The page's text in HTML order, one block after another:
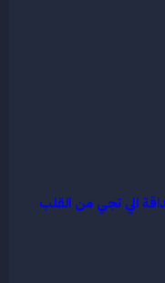
الي تجي من القلب